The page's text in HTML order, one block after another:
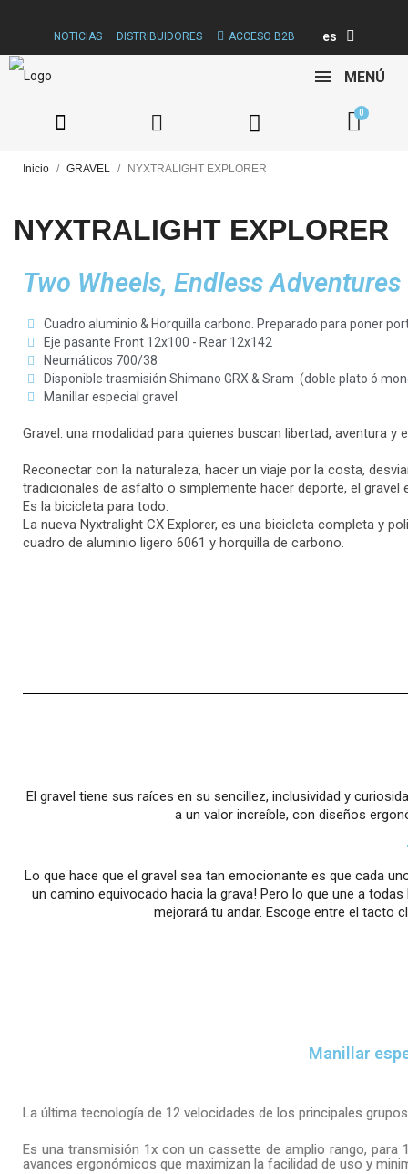
NOTICIAS DISTRIBUIDORES ACCESO B2B es
MENÚ
Inicio GRAVEL NYXTRALIGHT EXPLORER
NYXTRALIGHT EXPLORER
Two Wheels, Endless Adventures
Cuadro aluminio & Horquilla carbono. Preparado para poner
Eje pasante Front 12x100 - Rear 12x142
Neumáticos 700/38
Disponible trasmisión Shimano GRX & Sram (doble plato ó
Manillar especial gravel
Gravel: una modalidad para quienes buscan libertad, aventura y
Reconectar con la naturaleza, hacer un viaje por la costa,
tradicionales de asfalto o simplemente hacer deporte, el gravel
Es la bicicleta para todo.
La nueva Nyxtralight CX Explorer, es una bicicleta completa y
cuadro de aluminio ligero 6061 y horquilla de carbono.
El gravel tiene sus raíces en su sencillez, inclusividad y
a un valor increíble, con diseños
Lo que hace que el gravel sea tan emocionante es que cada
un camino equivocado hacia la grava! Pero lo que une a
mejorará tu andar. Escoge entre el tacto
Manillar
La última tecnología de 12 velocidades de los principales
Es una transmisión 1x con un cassette de amplio rango, para
avances ergonómicos que maximizan la facilidad de uso y